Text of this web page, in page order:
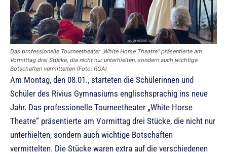
Das professionelle Tourneetheater „White Horse Theatre“ präsentierte am
Vormittag drei Stücke, die nicht nur unterhielten, sondern auch wichtige
Botschaften vermittelten (Foto: RGA)
Am Montag, den 08.01., starteten die Schülerinnen und
Schüler des Rivius Gymnasiums englischsprachig ins neue
Jahr. Das professionelle Tourneetheater „White Horse
Theatre“ präsentierte am Vormittag drei Stücke, die nicht nur
unterhielten, sondern auch wichtige Botschaften
vermittelten. Die Stücke waren extra auf die verschiedenen